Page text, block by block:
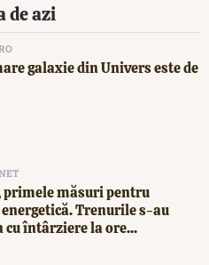
de azi
galaxie din Univers este de
măsuri pentru
Trenurile s-au
întârziere la ore...